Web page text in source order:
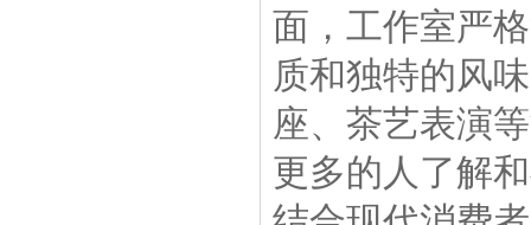
面，工作室严
质和独特的风
座、茶艺表演
更多的人了解